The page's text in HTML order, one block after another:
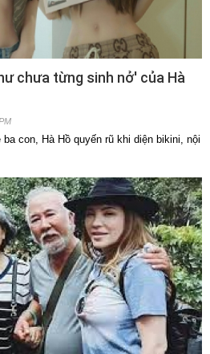
chưa từng sinh nở' của Hà
con, Hà Hồ quyến rũ khi diện bikini, nội